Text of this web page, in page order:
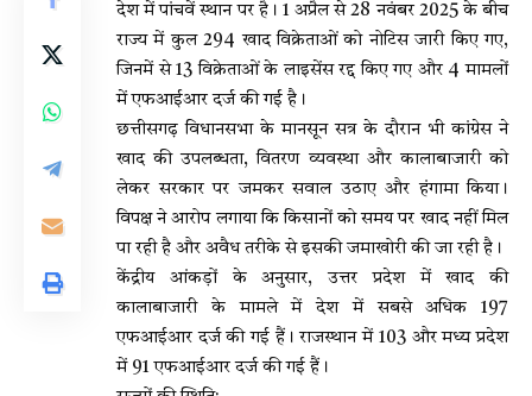
देश में पांचवें स्थान पर है। 1 अप्रैल से 28 नवंबर 2025 के बीच
राज्य में कुल 294 खाद विक्रेताओं को नोटिस जारी किए गए,
जिनमें से 13 विक्रेताओं के लाइसेंस रद्द किए गए और 4 मामलों
में एफआईआर दर्ज की गई है।
छत्तीसगढ़ विधानसभा के मानसून सत्र के दौरान भी कांग्रेस ने
खाद की उपलब्धता, वितरण व्यवस्था और कालाबाजारी को
लेकर सरकार पर जमकर सवाल उठाए और हंगामा किया।
विपक्ष ने आरोप लगाया कि किसानों को समय पर खाद नहीं मिल
पा रही है और अवैध तरीके से इसकी जमाखोरी की जा रही है।
केंद्रीय आंकड़ों के अनुसार, उत्तर प्रदेश में खाद की
कालाबाजारी के मामले में देश में सबसे अधिक 197
एफआईआर दर्ज की गई हैं। राजस्थान में 103 और मध्य प्रदेश
में 91 एफआईआर दर्ज की गई हैं।